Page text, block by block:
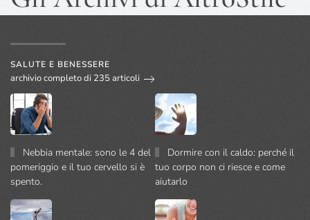
SALUTE E BENESSERE
archivio completo di 235 articoli
Nebbia mentale: sono le 4 del
pomeriggio e il tuo cervello si è
spento.
Dormire con il caldo: perché il
tuo corpo non ci riesce e come
aiutarlo